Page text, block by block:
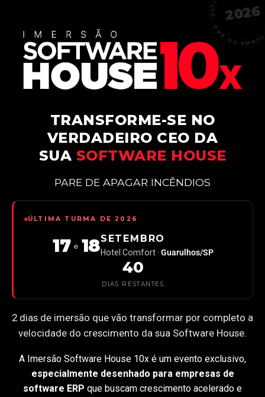
2026
TRANSFORME-SE NO
VERDADEIRO CEO DA
SUA SOFTWARE HOUSE
PARE DE APAGAR INCÊNDIOS
ÚLTIMA TURMA DE 2026
17 e 18SETEMBRO
Hotel Comfort · Guarulhos/SP
40
DIAS RESTANTES
2 dias de imersão que vão transformar por completo a
velocidade do crescimento da sua Software House.
A Imersão Software House 10x é um evento exclusivo,
especialmente desenhado para empresas de
software ERP que buscam crescimento acelerado e